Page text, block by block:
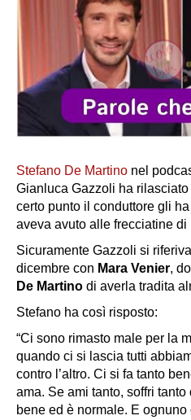
Stefano De Martino nel
Gianluca Gazzoli ha
certo punto il conduttore gli
aveva avuto alle frecciatine di
Sicuramente Gazzoli si
dicembre con Mara Venier,
De Martino di averla tradita
Stefano ha così risposto:
“Ci sono rimasto male per la
quando ci si lascia tutti
contro l’altro. Ci si fa tanto
ama. Se ami tanto, soffri
bene ed è normale. E